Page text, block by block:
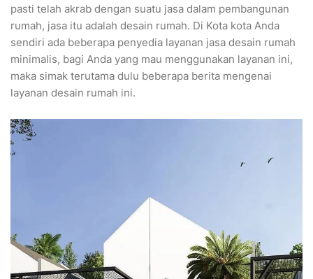
pasti telah akrab dengan suatu jasa dalam pembangunan
rumah, jasa itu adalah desain rumah. Di Kota kota Anda
sendiri ada beberapa penyedia layanan jasa desain rumah
minimalis, bagi Anda yang mau menggunakan layanan ini,
maka simak terutama dulu beberapa berita mengenai
layanan desain rumah ini.